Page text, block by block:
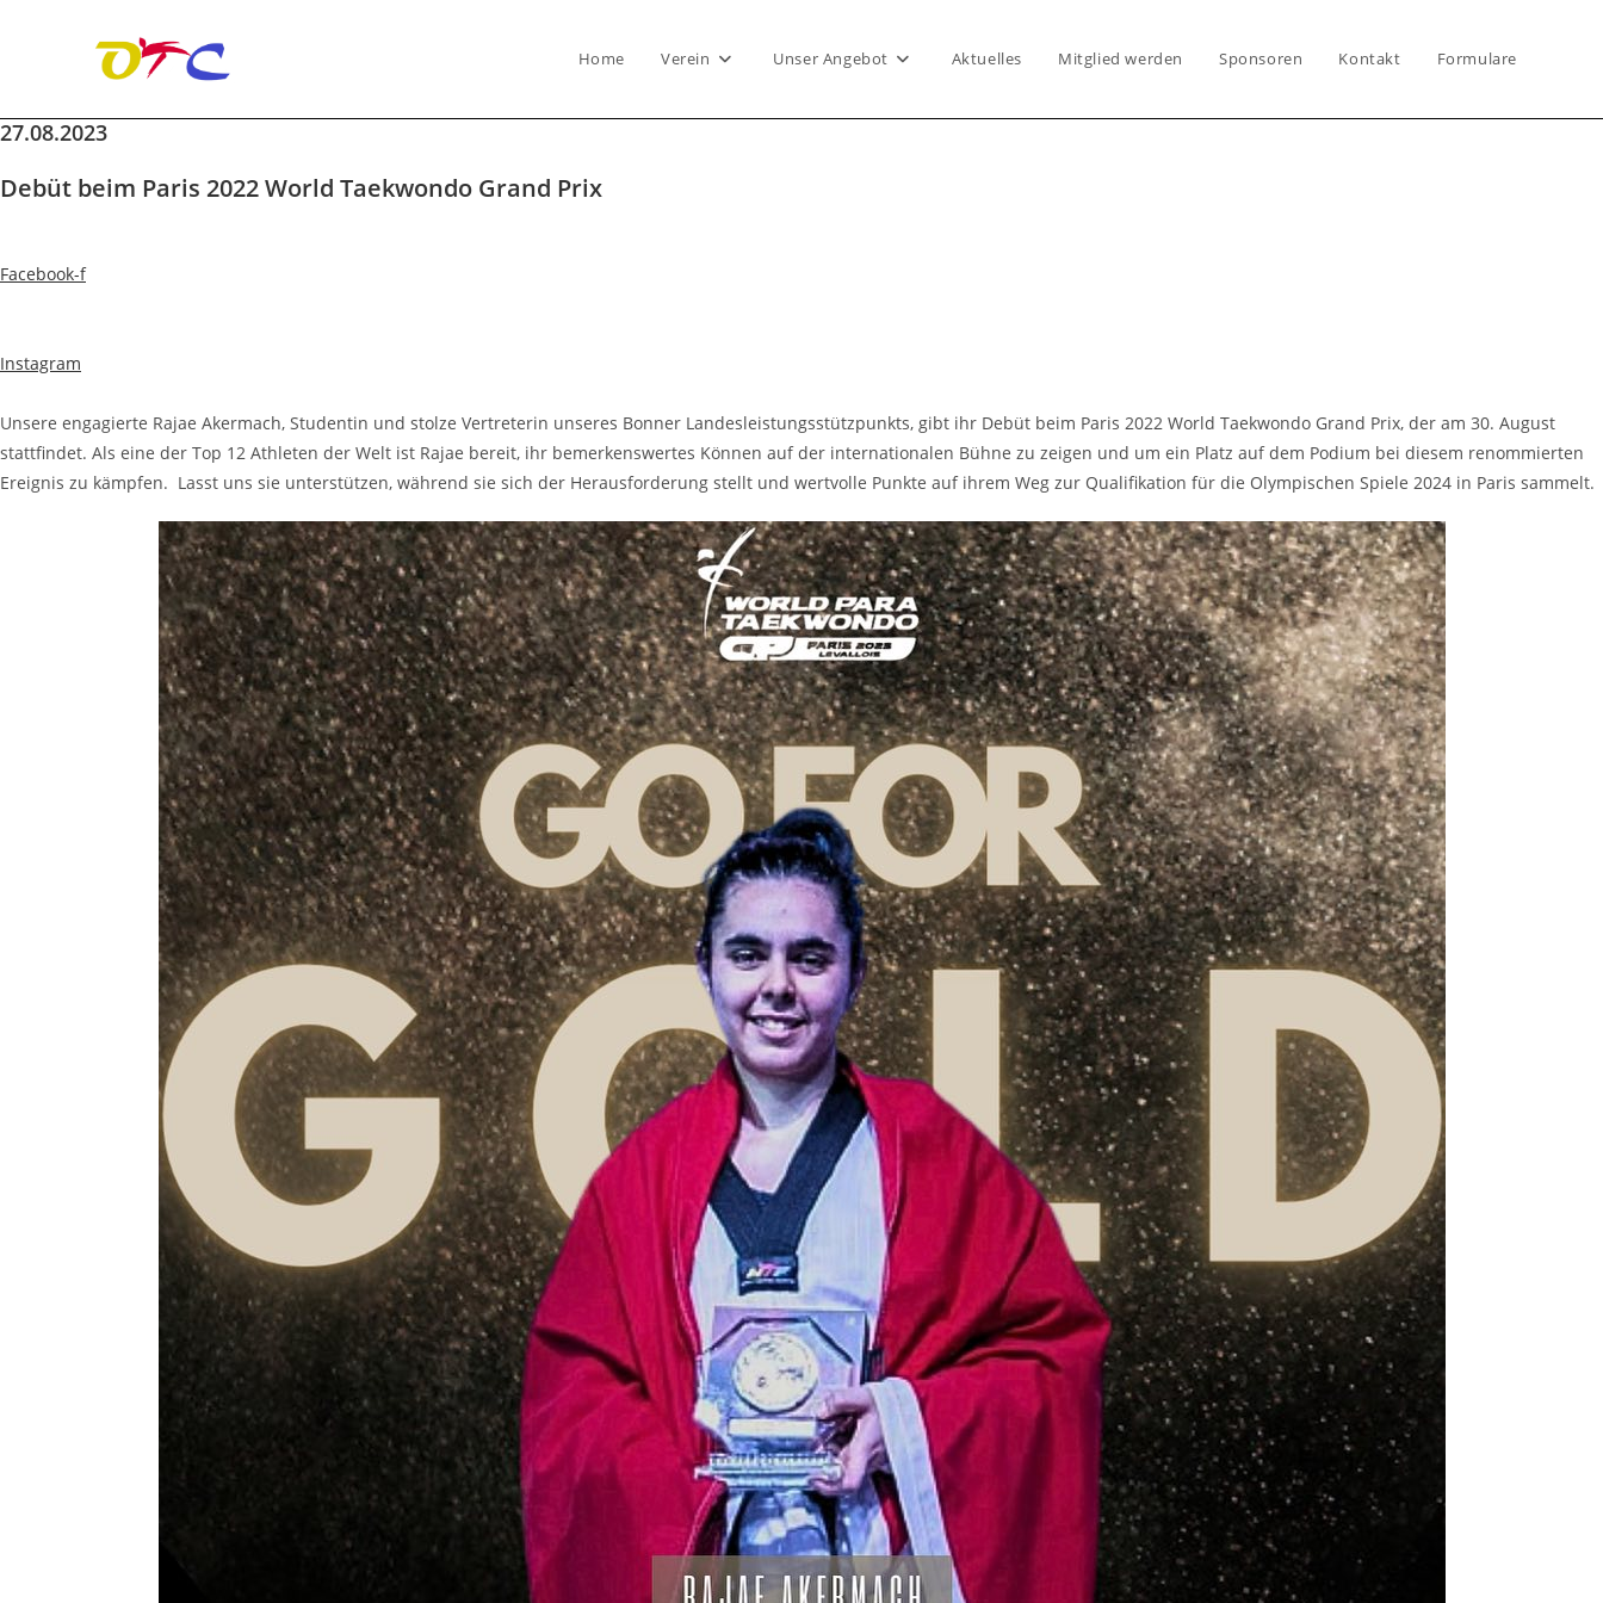
Zum
springen
Home Verein Unser Angebot Aktuelles Mitglied werden Sponsoren Kontakt Formulare
27.08.2023
Debüt beim Paris 2022 World Taekwondo Grand Prix
Facebook-f
Instagram
Unsere engagierte Rajae Akermach, Studentin und stolze Vertreterin unseres Bonner Landesleistungsstützpunkts, gibt ihr Debüt beim Paris 2022 World Taekwondo Grand Prix, der am 30. August
stattfindet. Als eine der Top 12 Athleten der Welt ist Rajae bereit, ihr bemerkenswertes Können auf der internationalen Bühne zu zeigen und um ein Platz auf dem Podium bei diesem renommierten
Ereignis zu kämpfen. Lasst uns sie unterstützen, während sie sich der Herausforderung stellt und wertvolle Punkte auf ihrem Weg zur Qualifikation für die Olympischen Spiele 2024 in Paris sammelt.